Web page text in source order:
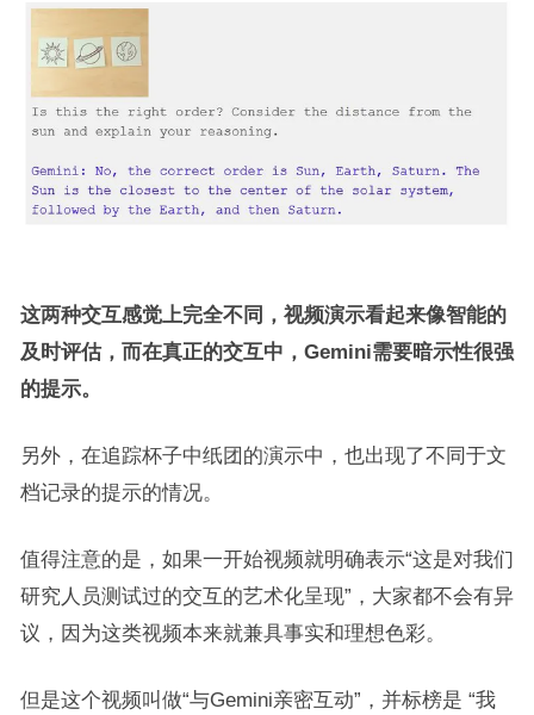
这两种交互感觉上完全不同，视频演示看起来像智能的
及时评估，而在真正的交互中，Gemini需要暗示性很强
的提示。
另外，在追踪杯子中纸团的演示中，也出现了不同于文
档记录的提示的情况。
值得注意的是，如果一开始视频就明确表示“这是对我们
研究人员测试过的交互的艺术化呈现”，大家都不会有异
议，因为这类视频本来就兼具事实和理想色彩。
但是这个视频叫做“与Gemini亲密互动”，并标榜是 “我